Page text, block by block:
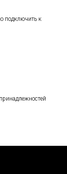
подключить к